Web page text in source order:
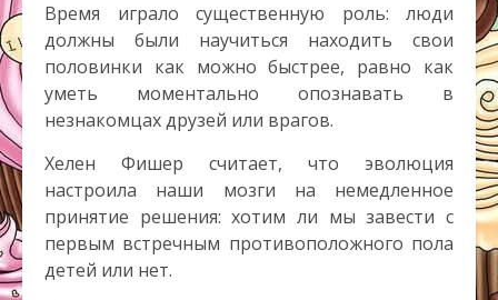
Время играло существенную роль: люди
должны были научиться находить свои
половинки как можно быстрее, равно как
уметь моментально опознавать в
незнакомцах друзей или врагов.
Хелен Фишер считает, что эволюция
настроила наши мозги на немедленное
принятие решения: хотим ли мы завести с
первым встречным противоположного пола
детей или нет.